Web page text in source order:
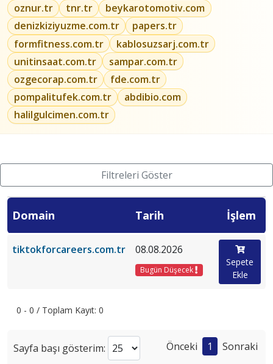
oznur.tr
tnr.tr
beykarotomotiv.com
denizkiziyuzme.com.tr
papers.tr
formfitness.com.tr
kablosuzsarj.com.tr
unitinsaat.com.tr
sampar.com.tr
ozgecorap.com.tr
fde.com.tr
pompalitufek.com.tr
abdibio.com
halilgulcimen.com.tr
Filtreleri Göster
Domain Tarih İşlem
tiktokforcareers.com.tr 08.08.2026
Bugün Düşecek
Sepete
Ekle
0 - 0 / Toplam Kayıt: 0
Sayfa başı gösterim: Önceki 1 Sonraki